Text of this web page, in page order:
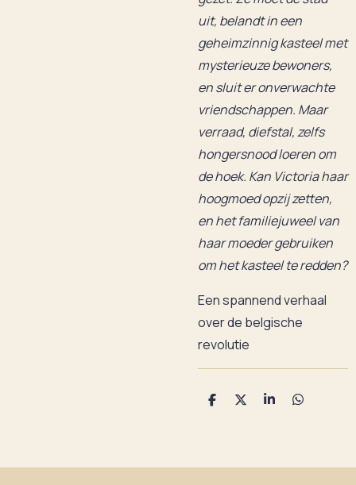
uit, belandt in een
geheimzinnig kasteel met
mysterieuze bewoners,
en sluit er onverwachte
vriendschappen. Maar
verraad, diefstal, zelfs
hongersnood loeren om
de hoek. Kan Victoria haar
hoogmoed opzij zetten,
en het familiejuweel van
haar moeder gebruiken
om het kasteel te redden?
Een spannend verhaal
over de belgische
revolutie
D
D
S
D